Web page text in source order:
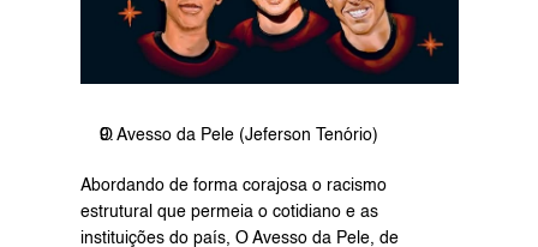
O Avesso da Pele (Jeferson Tenório)
Abordando de forma corajosa o racismo
estrutural que permeia o cotidiano e as
instituições do país, O Avesso da Pele, de